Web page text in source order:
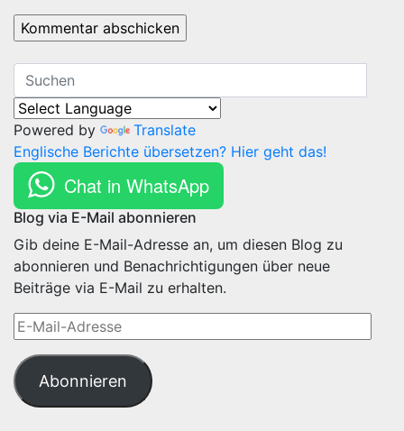
Powered by
Translate
Englische Berichte übersetzen? Hier geht das!
Chat in WhatsApp
Blog via E-Mail abonnieren
Gib deine E-Mail-Adresse an, um diesen Blog zu
abonnieren und Benachrichtigungen über neue
Beiträge via E-Mail zu erhalten.
E-
Mail-
Adresse
Abonnieren